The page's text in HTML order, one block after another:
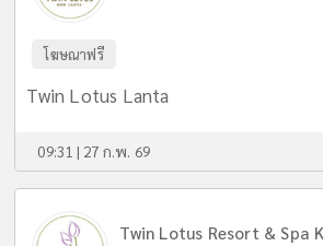
โฆษณาฟรี
Twin Lotus Lanta
09:31 | 27 ก.พ. 69
Twin Lotus Resort & Spa